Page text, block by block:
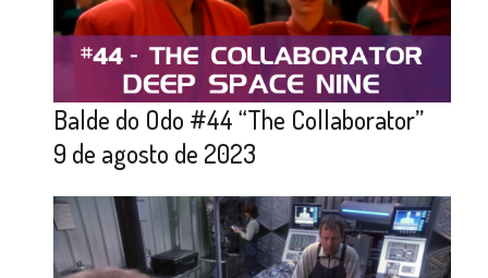
Balde do Odo #44 “The Collaborator”
9 de agosto de 2023